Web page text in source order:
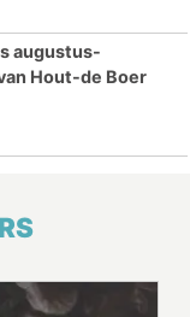
augustus-
Hout-de Boer